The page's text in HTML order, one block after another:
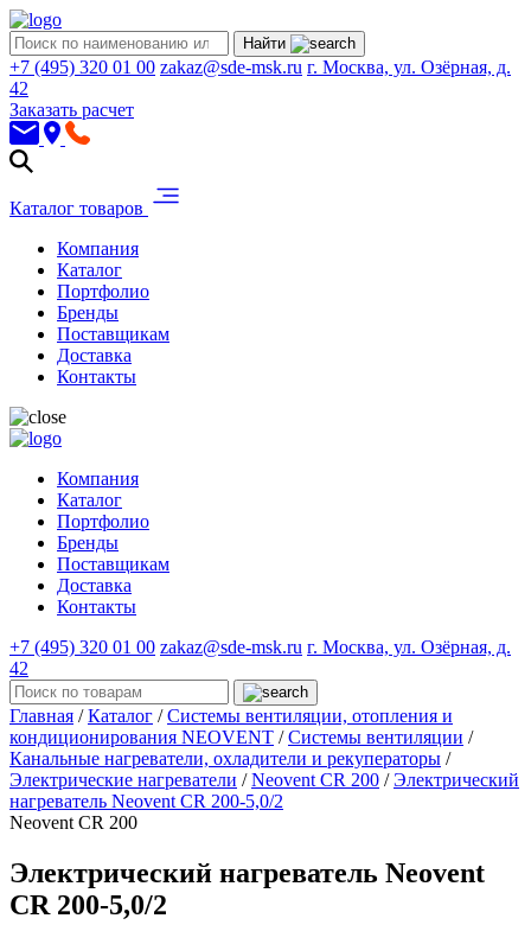
Найти
+7 (495) 320 01 00 zakaz@sde-msk.ru г. Москва, ул. Озёрная, д.
42
Заказать расчет
Каталог товаров
Компания
Каталог
Портфолио
Бренды
Поставщикам
Доставка
Контакты
Компания
Каталог
Портфолио
Бренды
Поставщикам
Доставка
Контакты
+7 (495) 320 01 00 zakaz@sde-msk.ru г. Москва, ул. Озёрная, д.
42
Главная / Каталог / Системы вентиляции, отопления и
кондиционирования NEOVENT / Системы вентиляции /
Канальные нагреватели, охладители и рекуператоры /
Электрические нагреватели / Neovent CR 200 / Электрический
нагреватель Neovent CR 200-5,0/2
Neovent CR 200
Электрический нагреватель Neovent
CR 200-5,0/2